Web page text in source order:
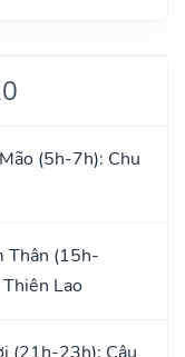
(5h-7h): Chu
Thân (15h-
Lao